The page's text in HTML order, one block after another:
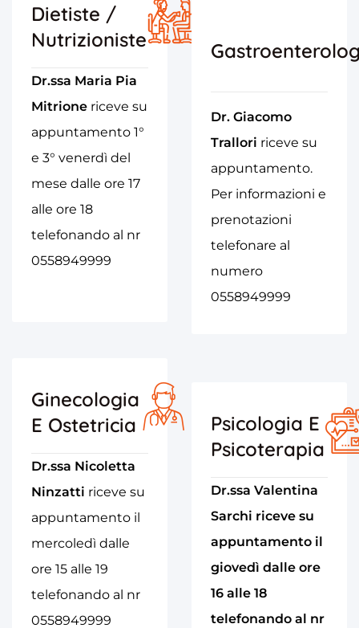
Dietiste /
Nutrizioniste
Dr.ssa Maria Pia
Mitrione riceve su
appuntamento 1°
e 3° venerdì del
mese dalle ore 17
alle ore 18
telefonando al nr
0558949999
Dr. Giacomo
Trallori riceve su
appuntamento.
Per informazioni e
prenotazioni
telefonare al
numero
0558949999
Ginecologia
E Ostetricia
Dr.ssa Nicoletta
Ninzatti riceve su
appuntamento il
mercoledì dalle
ore 15 alle 19
telefonando al nr
0558949999
Psicologia E
Psicoterapia
Dr.ssa Valentina
Sarchi riceve su
appuntamento il
giovedì dalle ore
16 alle 18
telefonando al nr